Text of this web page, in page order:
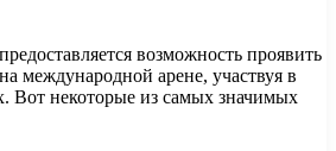
возможность проявить
международной арене, участвуя в
Вот некоторые из самых значимых